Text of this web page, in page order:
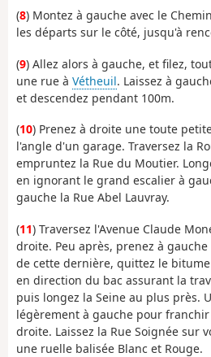
(8) Montez à gauche avec le
les départs sur le côté, jusqu'à
(9) Allez alors à gauche, et filez,
une rue à Vétheuil. Laissez à
et descendez pendant 100m.
(10) Prenez à droite une toute
l'angle d'un garage. Traversez la
empruntez la Rue du Moutier.
en ignorant le grand escalier à
gauche la Rue Abel Lauvray.
(11) Traversez l'Avenue Claude
droite. Peu après, prenez à
de cette dernière, quittez le
en direction du bac assurant la
puis longez la Seine au plus près.
légèrement à gauche pour
droite. Laissez la Rue Soignée sur
une ruelle balisée Blanc et Rouge.